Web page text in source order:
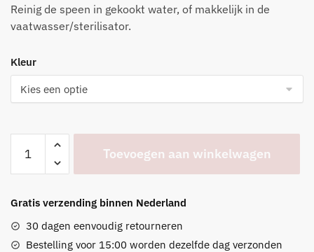
Reinig de speen in gekookt water, of makkelijk in de
vaatwasser/sterilisator.
Kleur
Fruitspeen
vier
aantal
Toevoegen aan winkelwagen
Gratis verzending binnen Nederland
30 dagen eenvoudig retourneren
Bestelling voor 15:00 worden dezelfde dag verzonden